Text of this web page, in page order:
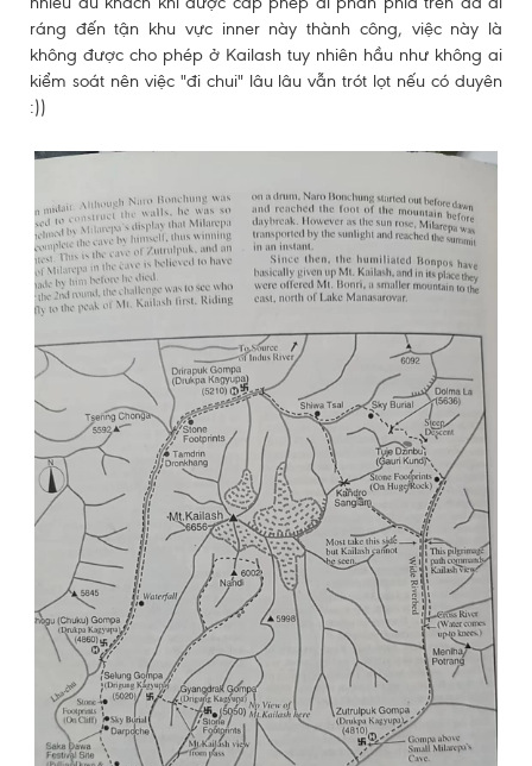
ráng đến tận khu vực inner này thành công, việc này là
không được cho phép ở Kailash tuy nhiên hầu như không ai
kiểm soát nên việc "đi chui" lâu lâu vẫn trót lọt nếu có duyên
:))